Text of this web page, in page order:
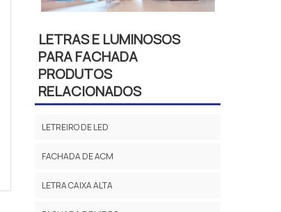
LETRAS E LUMINOSOS
PARA FACHADA
PRODUTOS
RELACIONADOS
LETREIRO DE LED
FACHADA DE ACM
LETRA CAIXA ALTA